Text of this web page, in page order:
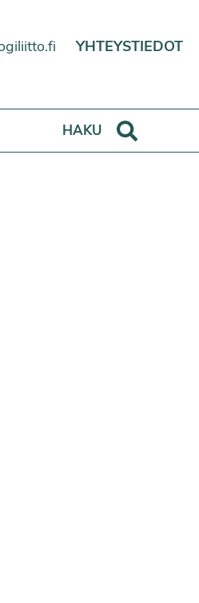
YHTEYSTIEDOT
HAKU